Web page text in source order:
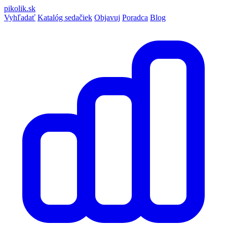
pikolik.sk
Vyhľadať Katalóg sedačiek Objavuj Poradca Blog